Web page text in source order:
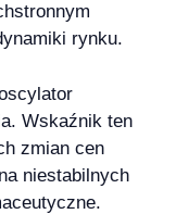
rynku.
Wskaźnik ten
zmian cen
niestabilnych